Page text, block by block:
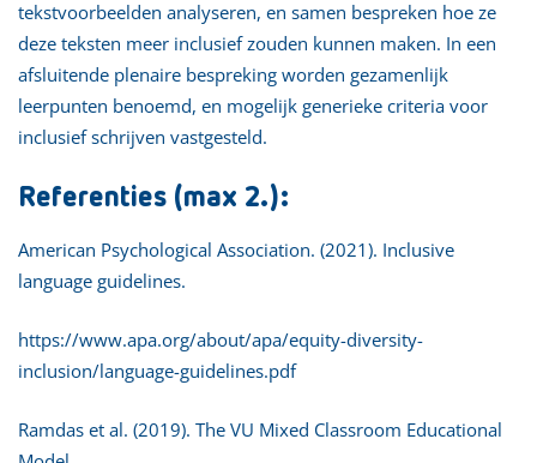
tekstvoorbeelden analyseren, en samen bespreken hoe ze
deze teksten meer inclusief zouden kunnen maken. In een
afsluitende plenaire bespreking worden gezamenlijk
leerpunten benoemd, en mogelijk generieke criteria voor
inclusief schrijven vastgesteld.
Referenties (max 2.):
American Psychological Association. (2021). Inclusive
language guidelines.
https://www.apa.org/about/apa/equity-diversity-
inclusion/language-guidelines.pdf
Ramdas et al. (2019). The VU Mixed Classroom Educational